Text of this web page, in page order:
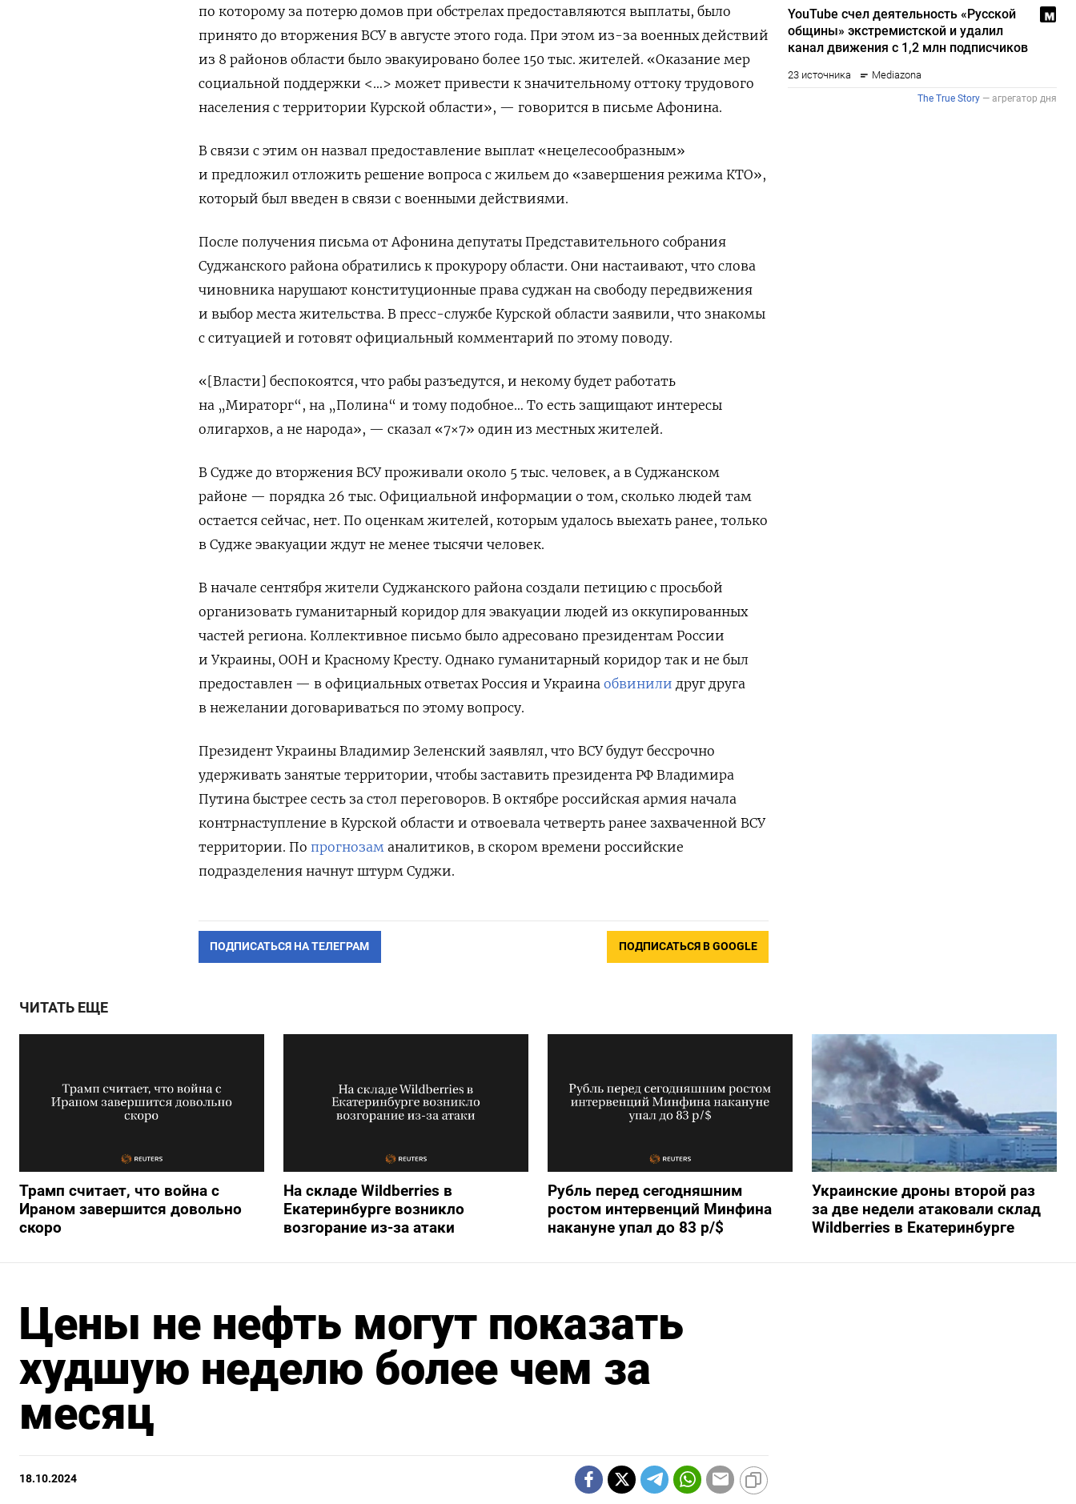
по которому за потерю домов при обстрелах предоставляются выплаты, было
принято до вторжения ВСУ в августе этого года. При этом из-за военных действий
из 8 районов области было эвакуировано более 150 тыс. жителей. «Оказание мер
социальной поддержки <…> может привести к значительному оттоку трудового
населения с территории Курской области», — говорится в письме Афонина.
В связи с этим он назвал предоставление выплат «нецелесообразным»
и предложил отложить решение вопроса с жильем до «завершения режима КТО»,
который был введен в связи с военными действиями.
После получения письма от Афонина депутаты Представительного собрания
Суджанского района обратились к прокурору области. Они настаивают, что слова
чиновника нарушают конституционные права суджан на свободу передвижения
и выбор места жительства. В пресс-службе Курской области заявили, что знакомы
с ситуацией и готовят официальный комментарий по этому поводу.
«[Власти] беспокоятся, что рабы разъедутся, и некому будет работать
на „Мираторг“, на „Полина“ и тому подобное… То есть защищают интересы
олигархов, а не народа», — сказал «7×7» один из местных жителей.
В Судже до вторжения ВСУ проживали около 5 тыс. человек, а в Суджанском
районе — порядка 26 тыс. Официальной информации о том, сколько людей там
остается сейчас, нет. По оценкам жителей, которым удалось выехать ранее, только
в Судже эвакуации ждут не менее тысячи человек.
В начале сентября жители Суджанского района создали петицию с просьбой
организовать гуманитарный коридор для эвакуации людей из оккупированных
частей региона. Коллективное письмо было адресовано президентам России
и Украины, ООН и Красному Кресту. Однако гуманитарный коридор так и не был
предоставлен — в официальных ответах Россия и Украина обвинили друг друга
в нежелании договариваться по этому вопросу.
Президент Украины Владимир Зеленский заявлял, что ВСУ будут бессрочно
удерживать занятые территории, чтобы заставить президента РФ Владимира
Путина быстрее сесть за стол переговоров. В октябре российская армия начала
контрнаступление в Курской области и отвоевала четверть ранее захваченной ВСУ
территории. По прогнозам аналитиков, в скором времени российские
подразделения начнут штурм Суджи.
ПОДПИСАТЬСЯ НА ТЕЛЕГРАМ ПОДПИСАТЬСЯ В GOOGLE
ЧИТАТЬ ЕЩЕ
Трамп считает, что война с
Ираном завершится довольно
скоро
На складе Wildberries в
Екатеринбурге возникло
возгорание из-за атаки
Рубль перед сегодняшним
ростом интервенций Минфина
накануне упал до 83 р/$
Украинские дроны второй раз
за две недели атаковали склад
Wildberries в Екатеринбурге
Цены не нефть могут показать
худшую неделю более чем за
месяц
18.10.2024